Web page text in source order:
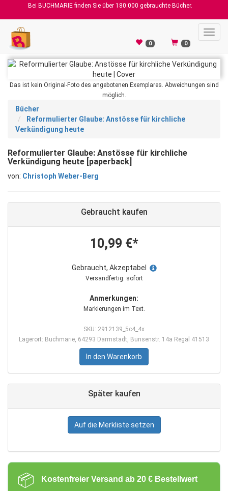
Bei BUCHMARIE finden Sie über 180.000 gebrauchte Bücher.
0 0
Das ist kein Original-Foto des angebotenen Exemplares. Abweichungen sind
möglich.
Bücher
Reformulierter Glaube: Anstösse für kirchliche
Verkündigung heute
Reformulierter Glaube: Anstösse für kirchliche
Verkündigung heute [paperback]
von: Christoph Weber-Berg
Gebraucht kaufen
10,99 €*
Gebraucht, Akzeptabel
Versandfertig: sofort
Anmerkungen:
Markierungen im Text.
SKU: 2912139_5c4_4x
Lagerort: Buchmarie, 64293 Darmstadt, Bunsenstr. 14a Regal 41513
In den Warenkorb
Später kaufen
Auf die Merkliste setzen
📦 Kostenfreier Versand ab 20 € Bestellwert